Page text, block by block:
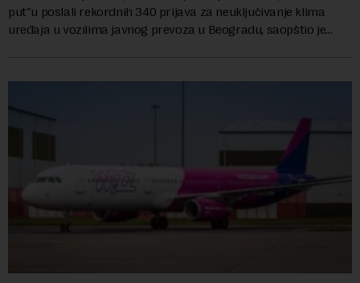
put"u poslali rekordnih 340 prijava za neuključivanje klima
uređaja u vozilima javnog prevoza u Beogradu, saopštio je